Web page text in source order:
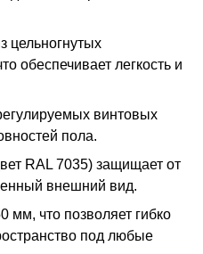
цельногнутых
обеспечивает легкость и
винтовых
пола.
RAL 7035) защищает от
внешний вид.
мм, что позволяет гибко
под любые